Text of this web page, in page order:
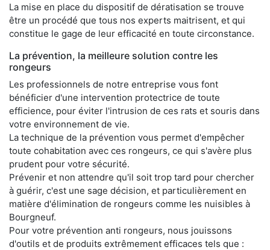
La mise en place du dispositif de dératisation se trouve
être un procédé que tous nos experts maitrisent, et qui
constitue le gage de leur efficacité en toute circonstance.
La prévention, la meilleure solution contre les
rongeurs
Les professionnels de notre entreprise vous font
bénéficier d'une intervention protectrice de toute
efficience, pour éviter l'intrusion de ces rats et souris dans
votre environnement de vie.
La technique de la prévention vous permet d'empêcher
toute cohabitation avec ces rongeurs, ce qui s'avère plus
prudent pour votre sécurité.
Prévenir et non attendre qu'il soit trop tard pour chercher
à guérir, c'est une sage décision, et particulièrement en
matière d'élimination de rongeurs comme les nuisibles à
Bourgneuf.
Pour votre prévention anti rongeurs, nous jouissons
d'outils et de produits extrêmement efficaces tels que :